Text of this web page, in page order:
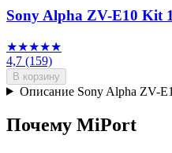
Sony Alpha ZV-E10 Kit
★★★★★
4,7 (159)
В корзину
Описание Sony Alpha ZV-
Почему MiPort